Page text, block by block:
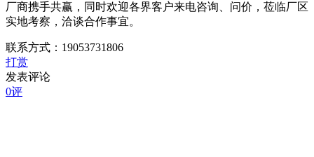
厂商携手共赢，同时欢迎各界客户来电咨询、问价，莅临厂区
实地考察，洽谈合作事宜。
联系方式：19053731806
打赏
发表评论
0评